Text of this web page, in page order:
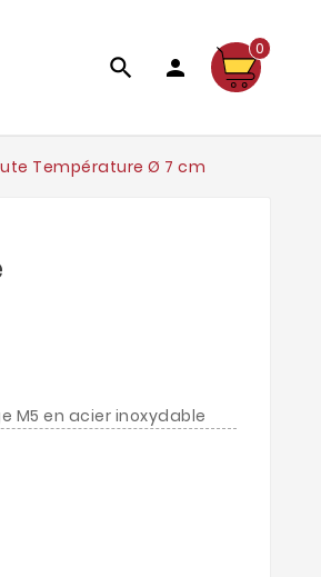
 
0
Température Ø 7 cm
M5 en acier inoxydable